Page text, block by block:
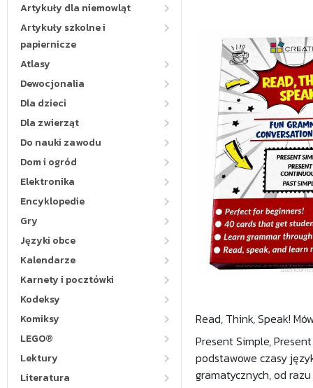
Artykuły dla niemowląt
Artykuły szkolne i
papiernicze
Atlasy
Dewocjonalia
Dla dzieci
Dla zwierząt
Do nauki zawodu
Dom i ogród
Elektronika
Encyklopedie
Gry
Języki obce
Kalendarze
Karnety i pocztówki
Kodeksy
Komiksy
LEGO®
Lektury
Literatura
Read, Think, Speak!
Present Simple,
podstawowe czasy
gramatycznych, od